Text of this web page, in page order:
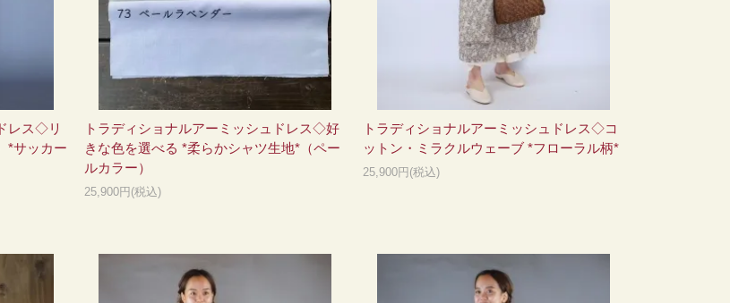
レス◇リ
*サッカー
トラディショナルアーミッシュドレス◇好
きな色を選べる *柔らかシャツ生地*（ペー
ルカラー）
25,900円(税込)
トラディショナルアーミッシュドレス◇コ
ットン・ミラクルウェーブ *フローラル柄*
25,900円(税込)